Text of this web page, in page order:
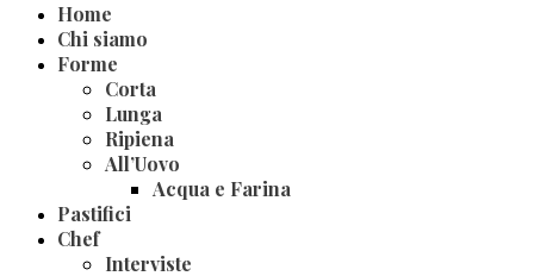
Home
Chi siamo
Forme
Corta
Lunga
Ripiena
All’Uovo
Acqua e Farina
Pastifici
Chef
Interviste